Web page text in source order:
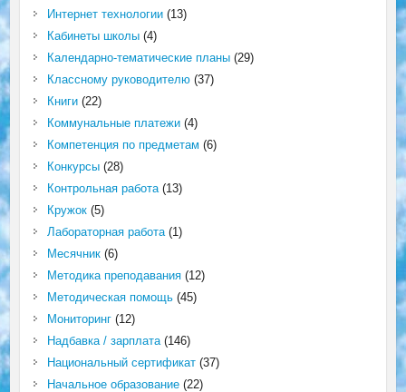
Интернет технологии(13)
Кабинеты школы(4)
Календарно-тематические планы(29)
Классному руководителю(37)
Книги(22)
Коммунальные платежи(4)
Компетенция по предметам (6)
Конкурсы(28)
Контрольная работа(13)
Кружок(5)
Лабораторная работа(1)
Месячник(6)
Методика преподавания(12)
Методическая помощь(45)
Мониторинг(12)
Надбавка / зарплата(146)
Национальный сертификат(37)
Начальное образование(22)